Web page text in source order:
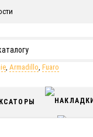
, Armadillo, Fuaro